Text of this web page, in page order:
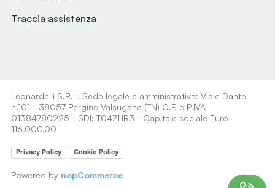
Traccia assistenza
Leonardelli S.R.L. Sede legale e amministrativa: Viale Dante
n.101 - 38057 Pergine Valsugana (TN) C.F. e P.IVA
01384780225 - SDI: T04ZHR3 - Capitale sociale Euro
116.000,00
Privacy Policy Cookie Policy
Powered by nopCommerce